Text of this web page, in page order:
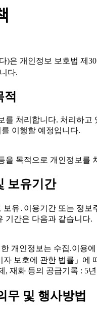
)은 개인정보 보호법 제
다.
를 처리합니다. 처리하
이행할 예정입니다.
을 목적으로 개인정보를
보유기간
유․이용기간 또는 정보
기간은 다음과 같습니다.
개인정보는 수집.이용
보호에 관한 법률」에
, 재화 등의 공급기록 : 5년
무 및 행사방법